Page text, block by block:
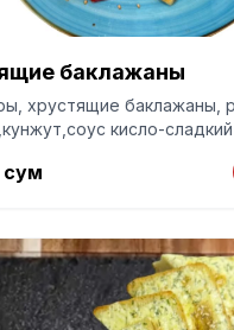
баклажаны
хрустящие баклажаны,
кисло-
сум